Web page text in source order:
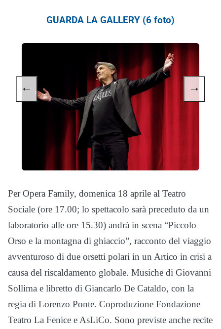
GUARDA LA GALLERY (6 foto)
← →
Per Opera Family, domenica 18 aprile al Teatro
Sociale (ore 17.00; lo spettacolo sarà preceduto da un
laboratorio alle ore 15.30) andrà in scena “Piccolo
Orso e la montagna di ghiaccio”, racconto del viaggio
avventuroso di due orsetti polari in un Artico in crisi a
causa del riscaldamento globale. Musiche di Giovanni
Sollima e libretto di Giancarlo De Cataldo, con la
regia di Lorenzo Ponte. Coproduzione Fondazione
Teatro La Fenice e AsLiCo. Sono previste anche recite